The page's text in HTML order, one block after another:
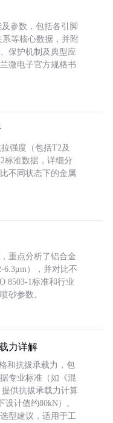
参数，包括各引脚
等核心数据，并附
保护机制及典型应
微电子官方规格书
强度（包括T2及
标准数据，详细分
不同状态下的金属
重点分析了铝合金
6.3μm），并对比不
8503-1标准和行业
砂参数。
力详解
和抗拔承载力，包
专业标准（如《混
提供抗拔承载力计算
计值约80kN）。
型建议，适用于工